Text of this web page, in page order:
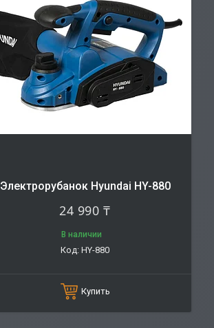
Электрорубанок Hyundai HY-880
24 990 ₸
В наличии
HY-880
Купить